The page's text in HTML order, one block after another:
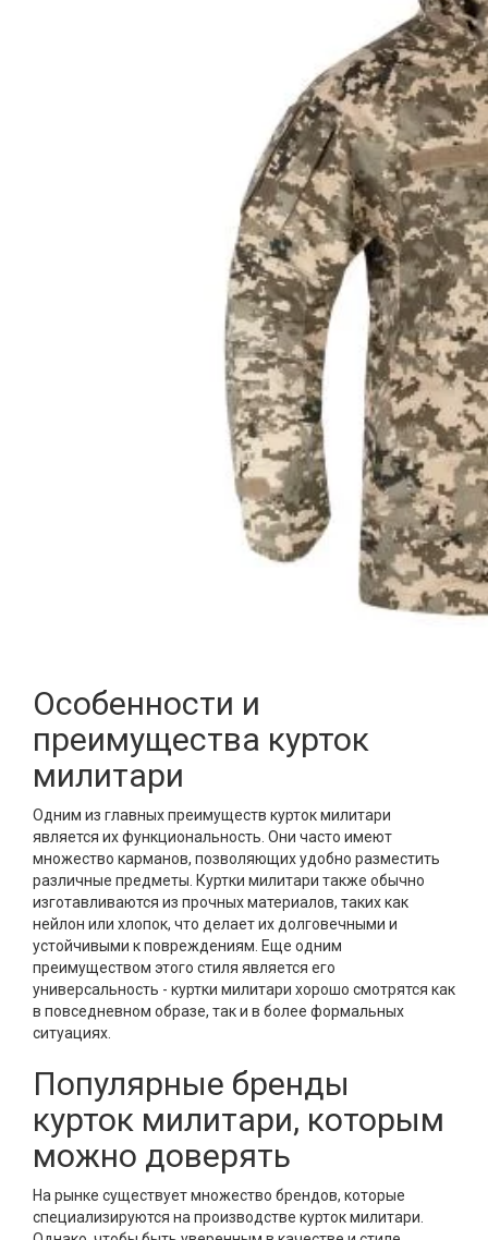
Особенности и
преимущества курток
милитари
Одним из главных преимуществ курток милитари
является их функциональность. Они часто имеют
множество карманов, позволяющих удобно разместить
различные предметы. Куртки милитари также обычно
изготавливаются из прочных материалов, таких как
нейлон или хлопок, что делает их долговечными и
устойчивыми к повреждениям. Еще одним
преимуществом этого стиля является его
универсальность - куртки милитари хорошо смотрятся как
в повседневном образе, так и в более формальных
ситуациях.
Популярные бренды
курток милитари, которым
можно доверять
На рынке существует множество брендов, которые
специализируются на производстве курток милитари.